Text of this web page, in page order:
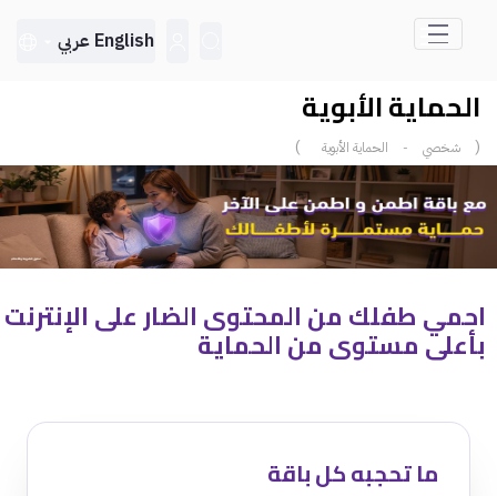
تخطي إلى المحتوى الرئيسي
English عربي
الحماية الأبوية
( شخصي - الحماية الأبوية )
احمي طفلك من المحتوى الضار على الإنترنت
بأعلى مستوى من الحماية
ما تحجبه كل باقة